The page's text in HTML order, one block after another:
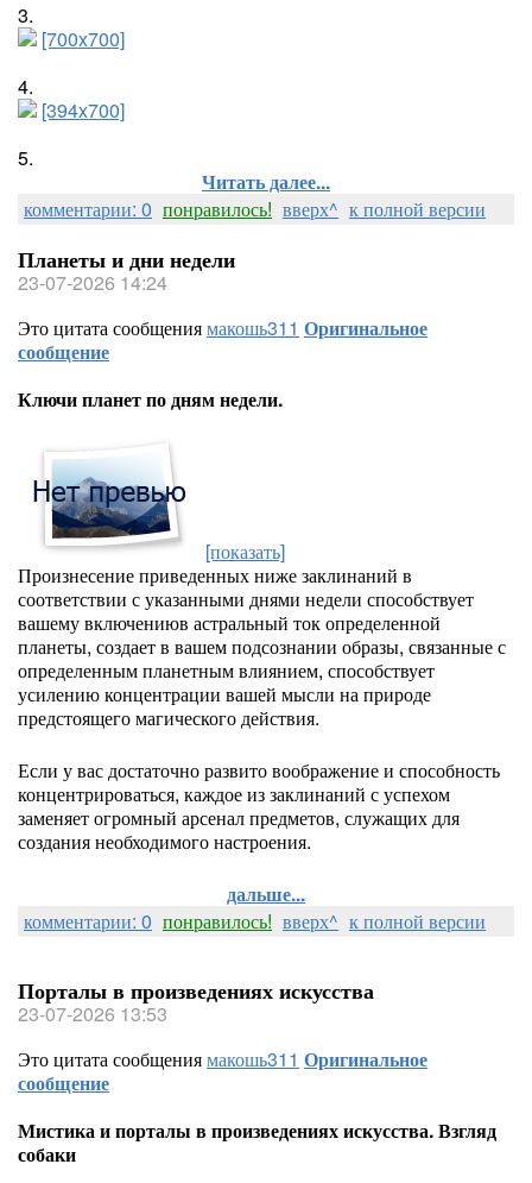
3.
[700x700]
4.
[394x700]
5.
Читать далее...
комментарии: 0 понравилось! вверх^ к полной версии
Планеты и дни недели
23-07-2026 14:24
Это цитата сообщениямакошь311 Оригинальное
сообщение
Ключи планет по дням недели.
[показать]
Произнесение приведенных ниже заклинаний в
соответствии с указанными днями недели способствует
вашему включениюв астральный ток определенной
планеты, создает в вашем подсознании образы, связанные с
определенным планетным влиянием, способствует
усилению концентрации вашей мысли на природе
предстоящего магического действия.
Если у вас достаточно развито воображение и способность
концентрироваться, каждое из заклинаний с успехом
заменяет огромный арсенал предметов, служащих для
создания необходимого настроения.
дальше...
комментарии: 0 понравилось! вверх^ к полной версии
Порталы в произведениях искусства
23-07-2026 13:53
Это цитата сообщениямакошь311 Оригинальное
сообщение
Мистика и порталы в произведениях искусства. Взгляд
собаки